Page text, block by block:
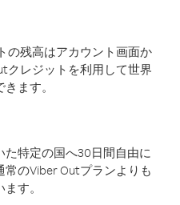
の残高はアカウント画面か
クレジットを利用して世界
ます。
特定の国へ30日間自由に
のViber Outプランよりも
す。